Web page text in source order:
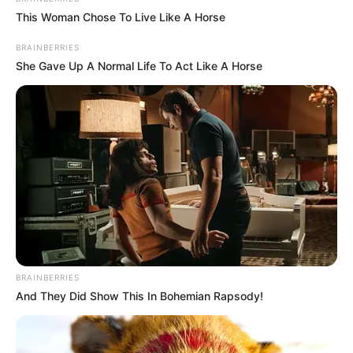
This Woman Chose To Live Like A Horse
BRAINBERRIES
She Gave Up A Normal Life To Act Like A Horse
BRAINBERRIES
And They Did Show This In Bohemian Rapsody!